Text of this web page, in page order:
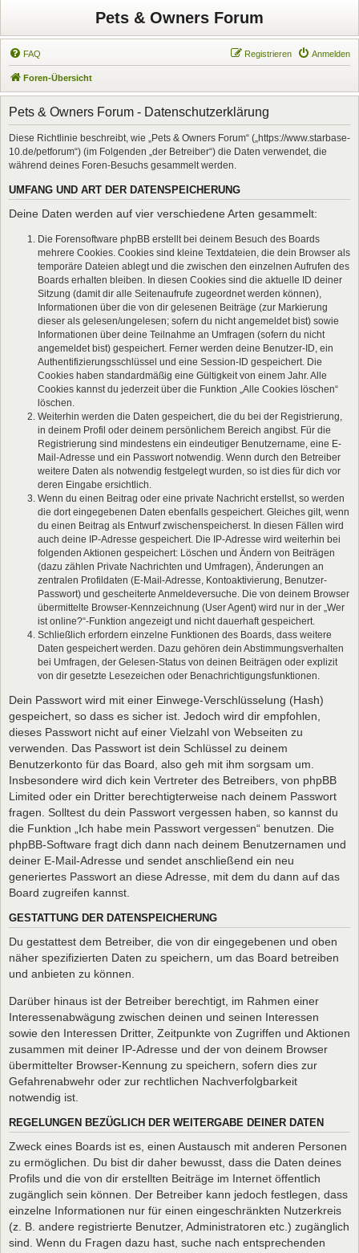
Pets & Owners Forum
FAQ Anmelden
Registrieren
Foren-Übersicht
Pets & Owners Forum - Datenschutzerklärung
Diese Richtlinie beschreibt, wie „Pets & Owners Forum“ („https://www.starbase-
10.de/petforum“) (im Folgenden „der Betreiber“) die Daten verwendet, die
während deines Foren-Besuchs gesammelt werden.
UMFANG UND ART DER DATENSPEICHERUNG
Deine Daten werden auf vier verschiedene Arten gesammelt:
Die Forensoftware phpBB erstellt bei deinem Besuch des Boards
mehrere Cookies. Cookies sind kleine Textdateien, die dein Browser als
temporäre Dateien ablegt und die zwischen den einzelnen Aufrufen des
Boards erhalten bleiben. In diesen Cookies sind die aktuelle ID deiner
Sitzung (damit dir alle Seitenaufrufe zugeordnet werden können),
Informationen über die von dir gelesenen Beiträge (zur Markierung
dieser als gelesen/ungelesen; sofern du nicht angemeldet bist) sowie
Informationen über deine Teilnahme an Umfragen (sofern du nicht
angemeldet bist) gespeichert. Ferner werden deine Benutzer-ID, ein
Authentifizierungsschlüssel und eine Session-ID gespeichert. Die
Cookies haben standardmäßig eine Gültigkeit von einem Jahr. Alle
Cookies kannst du jederzeit über die Funktion „Alle Cookies löschen“
löschen.
Weiterhin werden die Daten gespeichert, die du bei der Registrierung,
in deinem Profil oder deinem persönlichem Bereich angibst. Für die
Registrierung sind mindestens ein eindeutiger Benutzername, eine E-
Mail-Adresse und ein Passwort notwendig. Wenn durch den Betreiber
weitere Daten als notwendig festgelegt wurden, so ist dies für dich vor
deren Eingabe ersichtlich.
Wenn du einen Beitrag oder eine private Nachricht erstellst, so werden
die dort eingegebenen Daten ebenfalls gespeichert. Gleiches gilt, wenn
du einen Beitrag als Entwurf zwischenspeicherst. In diesen Fällen wird
auch deine IP-Adresse gespeichert. Die IP-Adresse wird weiterhin bei
folgenden Aktionen gespeichert: Löschen und Ändern von Beiträgen
(dazu zählen Private Nachrichten und Umfragen), Änderungen an
zentralen Profildaten (E-Mail-Adresse, Kontoaktivierung, Benutzer-
Passwort) und gescheiterte Anmeldeversuche. Die von deinem Browser
übermittelte Browser-Kennzeichnung (User Agent) wird nur in der „Wer
ist online?“-Funktion angezeigt und nicht dauerhaft gespeichert.
Schließlich erfordern einzelne Funktionen des Boards, dass weitere
Daten gespeichert werden. Dazu gehören dein Abstimmungsverhalten
bei Umfragen, der Gelesen-Status von deinen Beiträgen oder explizit
von dir gesetzte Lesezeichen oder Benachrichtigungsfunktionen.
Dein Passwort wird mit einer Einwege-Verschlüsselung (Hash)
gespeichert, so dass es sicher ist. Jedoch wird dir empfohlen,
dieses Passwort nicht auf einer Vielzahl von Webseiten zu
verwenden. Das Passwort ist dein Schlüssel zu deinem
Benutzerkonto für das Board, also geh mit ihm sorgsam um.
Insbesondere wird dich kein Vertreter des Betreibers, von phpBB
Limited oder ein Dritter berechtigterweise nach deinem Passwort
fragen. Solltest du dein Passwort vergessen haben, so kannst du
die Funktion „Ich habe mein Passwort vergessen“ benutzen. Die
phpBB-Software fragt dich dann nach deinem Benutzernamen und
deiner E-Mail-Adresse und sendet anschließend ein neu
generiertes Passwort an diese Adresse, mit dem du dann auf das
Board zugreifen kannst.
GESTATTUNG DER DATENSPEICHERUNG
Du gestattest dem Betreiber, die von dir eingegebenen und oben
näher spezifizierten Daten zu speichern, um das Board betreiben
und anbieten zu können.
Darüber hinaus ist der Betreiber berechtigt, im Rahmen einer
Interessenabwägung zwischen deinen und seinen Interessen
sowie den Interessen Dritter, Zeitpunkte von Zugriffen und Aktionen
zusammen mit deiner IP-Adresse und der von deinem Browser
übermittelter Browser-Kennung zu speichern, sofern dies zur
Gefahrenabwehr oder zur rechtlichen Nachverfolgbarkeit
notwendig ist.
REGELUNGEN BEZÜGLICH DER WEITERGABE DEINER DATEN
Zweck eines Boards ist es, einen Austausch mit anderen Personen
zu ermöglichen. Du bist dir daher bewusst, dass die Daten deines
Profils und die von dir erstellten Beiträge im Internet öffentlich
zugänglich sein können. Der Betreiber kann jedoch festlegen, dass
einzelne Informationen nur für einen eingeschränkten Nutzerkreis
(z. B. andere registrierte Benutzer, Administratoren etc.) zugänglich
sind. Wenn du Fragen dazu hast, suche nach entsprechenden